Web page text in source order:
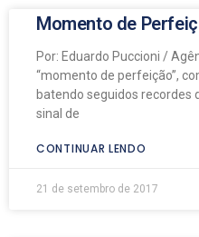
Momento de
Por: Eduardo Puccioni /
“momento de perfeição”,
batendo seguidos recordes
sinal de
CONTINUAR LENDO
21 de setembro de 2017